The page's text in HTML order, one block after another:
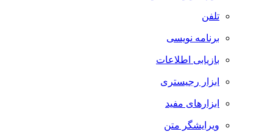
تلفن
برنامه نویسی
بازیابی اطلاعات
ابزار رجیستری
ابزارهای مفید
ویرایشگر متن